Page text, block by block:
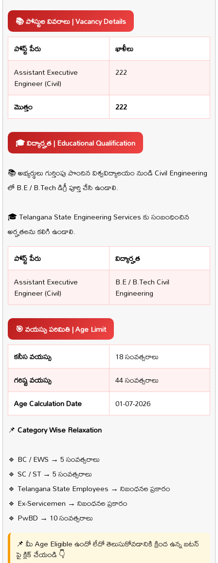
📚 పోస్టుల వివరాలు | Vacancy Details
పోస్ట్ పేరు
ఖాళీలు
Assistant Executive
Engineer (Civil)
222
మొత్తం 222
🎓 విద్యార్హత | Educational Qualification
📚 అభ్యర్థులు గుర్తింపు పొందిన విశ్వవిద్యాలయం నుండి Civil Engineering
లో B.E / B.Tech డిగ్రీ పూర్తి చేసి ఉండాలి.
🎓 Telangana State Engineering Services కు సంబంధించిన
అర్హతలను కలిగి ఉండాలి.
పోస్ట్ పేరు
విద్యార్హత
Assistant Executive
Engineer (Civil)
B.E / B.Tech Civil
Engineering
🎯 వయస్సు పరిమితి | Age Limit
కనీస వయస్సు
18 సంవత్సరాలు
గరిష్ట వయస్సు
44 సంవత్సరాలు
Age Calculation Date
01-07-2026
📌 Category Wise Relaxation
🔹 BC / EWS → 5 సంవత్సరాలు
🔹 SC / ST → 5 సంవత్సరాలు
🔹 Telangana State Employees → నిబంధనల ప్రకారం
🔹 Ex-Servicemen → నిబంధనల ప్రకారం
🔹 PwBD → 10 సంవత్సరాలు
📌 మీ Age Eligible ఉందో లేదో తెలుసుకోవడానికి క్రింద ఉన్న బటన్
పై క్లిక్ చేయండి 👇